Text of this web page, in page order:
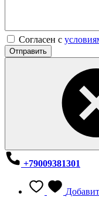
Согласен с
Отправить
+79009381301